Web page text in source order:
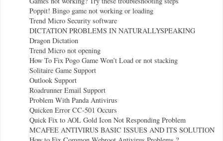
Poppit! Bingo game not working or loading
Trend Micro Security software
DICTATION PROBLEMS IN NATURALLYSPEAKING
Dragon Dictation
Trend Micro not opening
How To Fix Pogo Game Won’t Load or not stacking
Solitaire Game Support
Outlook Support
Roadrunner Email Support
Problem With Panda Antivirus
Quicken Error CC-501 Occurs
Quick Fix to AOL Gold Icon Not Responding Problem
MCAFEE ANTIVIRUS BASIC ISSUES AND ITS SOLUTION